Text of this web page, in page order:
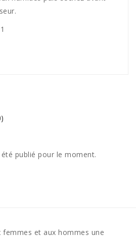
publié pour le moment.
femmes et aux hommes une